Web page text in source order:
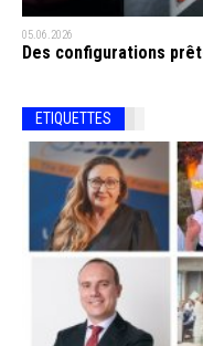
05.06.2026
Des configurations
ETIQUETTES